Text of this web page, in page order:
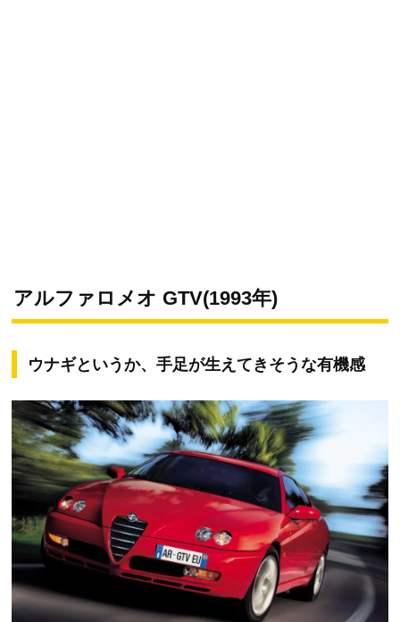
アルファロメオ GTV(1993年)
ウナギというか、手足が生えてきそうな有機感